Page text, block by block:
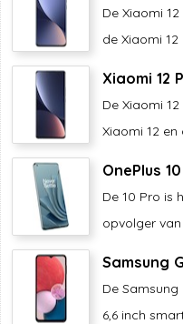
De Xiaomi
de Xiaomi 12
Xiaomi 12
De Xiaomi
Xiaomi 12 en
OnePlus
De 10 Pro is
opvolger van
Samsung
De
6,6 inch